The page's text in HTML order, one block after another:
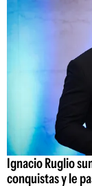
Ignacio Ruglio
conquistas y le